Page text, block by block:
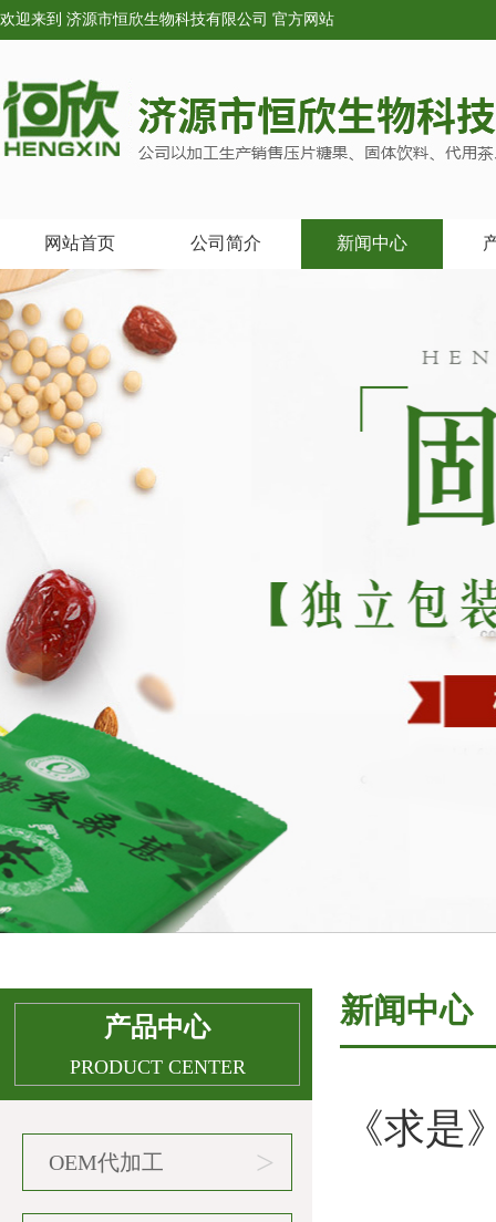
欢迎来到 济源市恒欣生物科技有限公司 官方网站
网站首页 公司简介 新闻中心
产品中心
PRODUCT CENTER
OEM代加工 >
新闻中心
《求